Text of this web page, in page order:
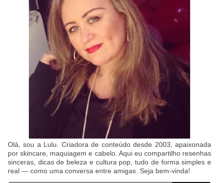
Olá, sou a Lulu. Criadora de conteúdo desde 2003, apaixonada
por skincare, maquiagem e cabelo. Aqui eu compartilho resenhas
sinceras, dicas de beleza e cultura pop, tudo de forma simples e
real — como uma conversa entre amigas. Seja bem-vinda!